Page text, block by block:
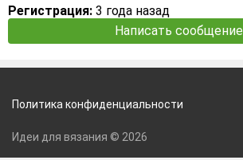
Регистрация: 3 года назад
Написать сообщение
Политика конфиденциальности
Идеи для вязания © 2026